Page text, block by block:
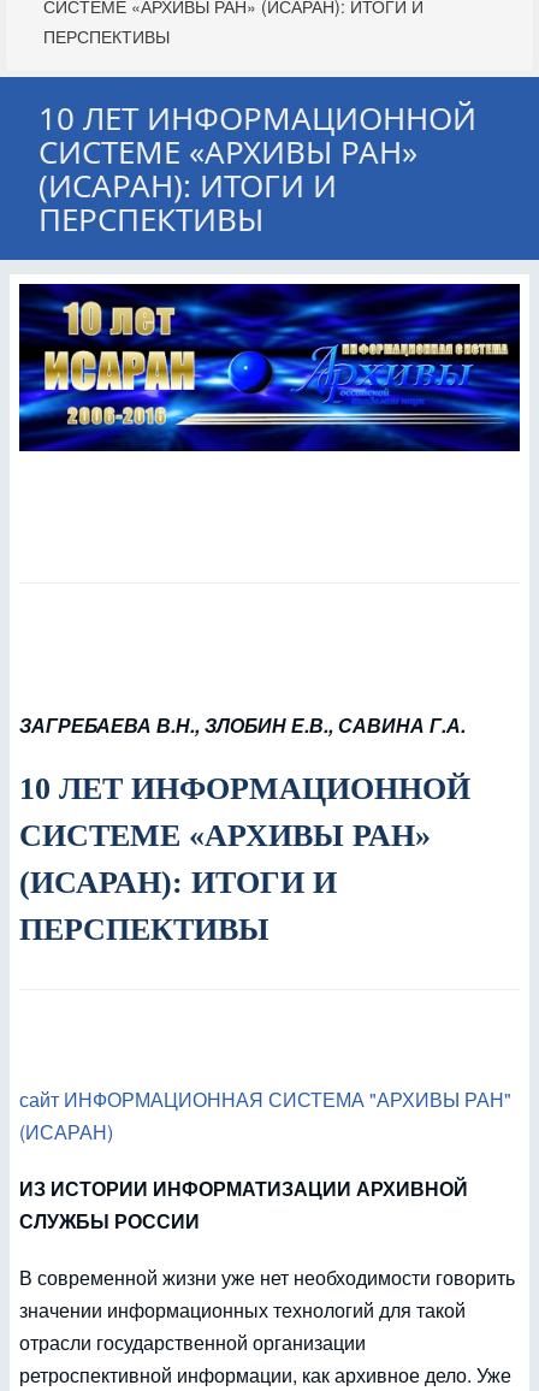
СИСТЕМЕ «АРХИВЫ РАН» (ИСАРАН): ИТОГИ И
ПЕРСПЕКТИВЫ
10 ЛЕТ ИНФОРМАЦИОННОЙ
СИСТЕМЕ «АРХИВЫ РАН»
(ИСАРАН): ИТОГИ И
ПЕРСПЕКТИВЫ
ЗАГРЕБАЕВА В.Н., ЗЛОБИН Е.В., САВИНА Г.А.
10 ЛЕТ ИНФОРМАЦИОННОЙ
СИСТЕМЕ «АРХИВЫ РАН»
(ИСАРАН): ИТОГИ И
ПЕРСПЕКТИВЫ
сайт ИНФОРМАЦИОННАЯ СИСТЕМА "АРХИВЫ РАН"
(ИСАРАН)
ИЗ ИСТОРИИ ИНФОРМАТИЗАЦИИ АРХИВНОЙ
СЛУЖБЫ РОССИИ
В современной жизни уже нет необходимости говорить
значении информационных технологий для такой
отрасли государственной организации
ретроспективной информации, как архивное дело. Уже